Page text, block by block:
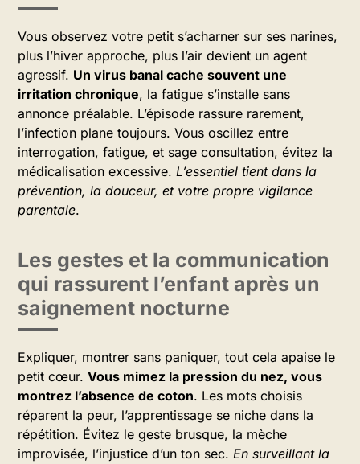
Vous observez votre petit s’acharner sur ses narines,
plus l’hiver approche, plus l’air devient un agent
agressif. Un virus banal cache souvent une
irritation chronique, la fatigue s’installe sans
annonce préalable. L’épisode rassure rarement,
l’infection plane toujours. Vous oscillez entre
interrogation, fatigue, et sage consultation, évitez la
médicalisation excessive. L’essentiel tient dans la
prévention, la douceur, et votre propre vigilance
parentale.
Les gestes et la communication
qui rassurent l’enfant après un
saignement nocturne
Expliquer, montrer sans paniquer, tout cela apaise le
petit cœur. Vous mimez la pression du nez, vous
montrez l’absence de coton. Les mots choisis
réparent la peur, l’apprentissage se niche dans la
répétition. Évitez le geste brusque, la mèche
improvisée, l’injustice d’un ton sec. En surveillant la